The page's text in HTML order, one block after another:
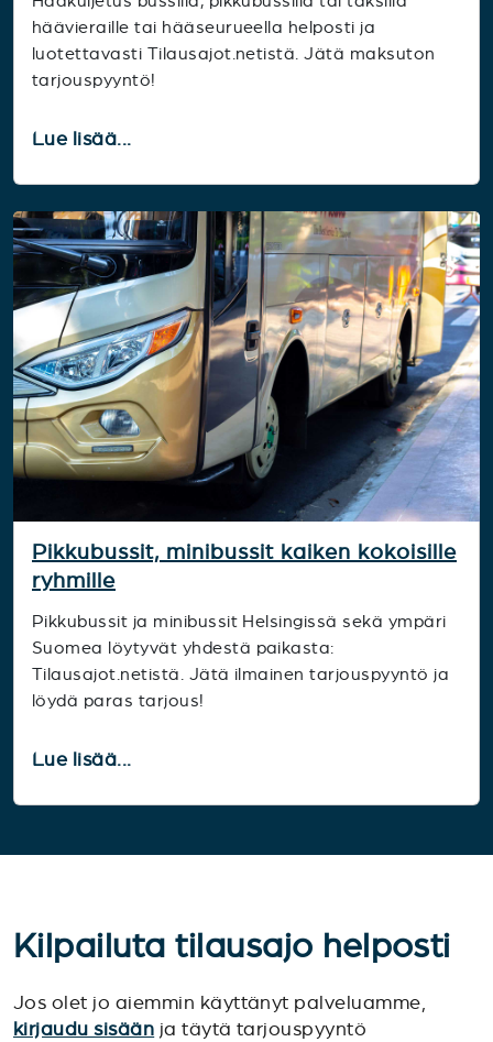
häävieraille tai hääseurueella helposti ja
luotettavasti Tilausajot.netistä. Jätä maksuton
tarjouspyyntö!
Lue lisää...
Pikkubussit, minibussit kaiken kokoisille
ryhmille
Pikkubussit ja minibussit Helsingissä sekä ympäri
Suomea löytyvät yhdestä paikasta:
Tilausajot.netistä. Jätä ilmainen tarjouspyyntö ja
löydä paras tarjous!
Lue lisää...
Kilpailuta tilausajo helposti
Jos olet jo aiemmin käyttänyt palveluamme,
kirjaudu sisään ja täytä tarjouspyyntö